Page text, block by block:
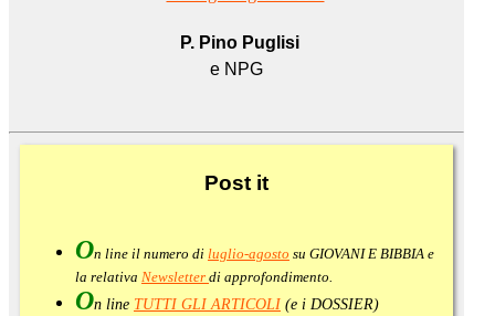
P. Pino Puglisi
e NPG
Post it
On line il numero di luglio-agosto su GIOVANI E BIBBIA e
la relativa Newsletter di approfondimento
On line TUTTI GLI ARTICOLI (e i DOSSIER)